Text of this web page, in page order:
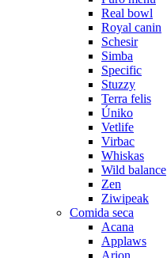
Real bowl
Royal canin
Schesir
Simba
Specific
Stuzzy
Terra felis
Úniko
Vetlife
Virbac
Whiskas
Wild balance
Zen
Ziwipeak
Comida seca
Acana
Applaws
Arion